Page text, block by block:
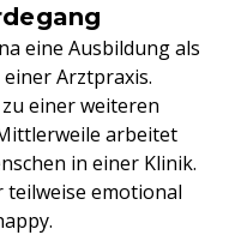
eine Ausbildung als
Arztpraxis.
einer weiteren
arbeitet
in einer Klinik.
teilweise emotional